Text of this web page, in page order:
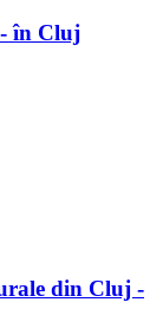
în Cluj
din Cluj -